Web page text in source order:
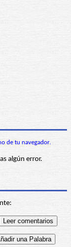
de tu navegador.
algún error.